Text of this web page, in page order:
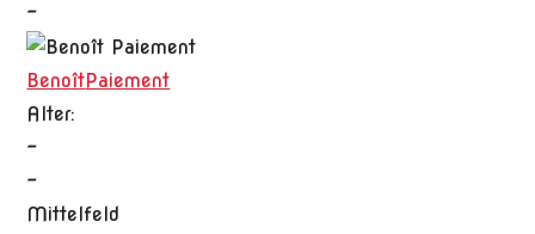
-
BenoîtPaiement
Alter:
-
-
Mittelfeld